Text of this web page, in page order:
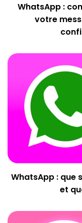
WhatsApp :
votre
WhatsApp : que
et